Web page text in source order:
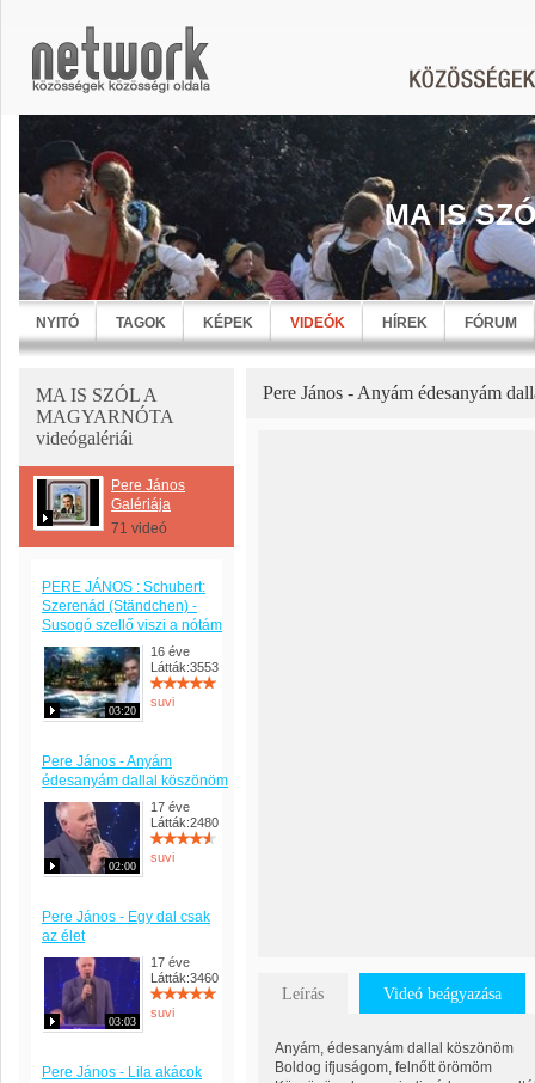
MA IS
NYITÓ TAGOK KÉPEK VIDEÓK HÍREK FÓRUM
MA IS SZÓL A
MAGYARNÓTA
videógalériái
Pere János
Galériája
71 videó
PERE JÁNOS : Schubert:
Szerenád (Ständchen) -
Susogó szellő viszi a nótám
03:20
16 éve
Látták:3553
suvi
Pere János - Anyám
édesanyám dallal köszönöm
02:00
17 éve
Látták:2480
suvi
Pere János - Egy dal csak
az élet
03:03
17 éve
Látták:3460
suvi
Pere János - Lila akácok
Pere János - Anyám édesanyám
Leírás Videó beágyazása
Anyám, édesanyám dallal köszönöm
Boldog ifjuságom, felnőtt örömöm